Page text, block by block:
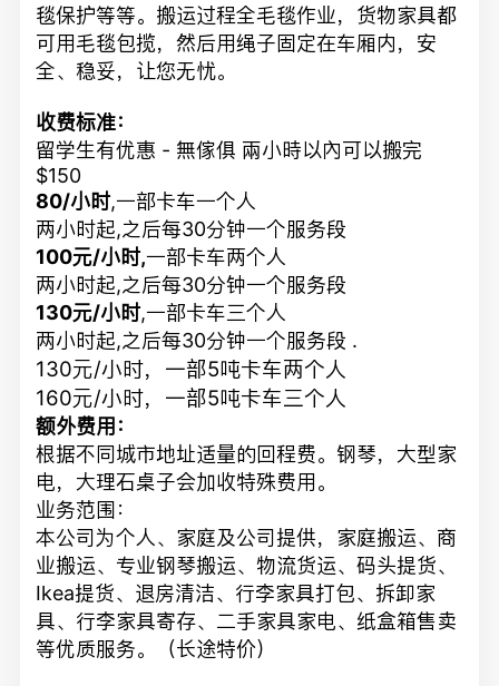
毯保护等等。搬运过程全毛毯作业，货物家具都
可用毛毯包揽，然后用绳子固定在车厢内，安
全、稳妥，让您无忧。
收费标准：
留学生有优惠 - 無傢俱 兩小時以內可以搬完
$150
80/小时,一部卡车一个人
两小时起,之后每30分钟一个服务段
100元/小时,一部卡车两个人
两小时起,之后每30分钟一个服务段
130元/小时,一部卡车三个人
两小时起,之后每30分钟一个服务段 .
130元/小时，一部5吨卡车两个人
160元/小时，一部5吨卡车三个人
额外费用：
根据不同城市地址适量的回程费。钢琴，大型家
电，大理石桌子会加收特殊费用。
业务范围：
本公司为个人、家庭及公司提供，家庭搬运、商
业搬运、专业钢琴搬运、物流货运、码头提货、
Ikea提货、退房清洁、行李家具打包、拆卸家
具、行李家具寄存、二手家具家电、纸盒箱售卖
等优质服务。（长途特价）